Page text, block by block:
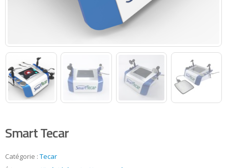
Smart Tecar
Catégorie : Tecar